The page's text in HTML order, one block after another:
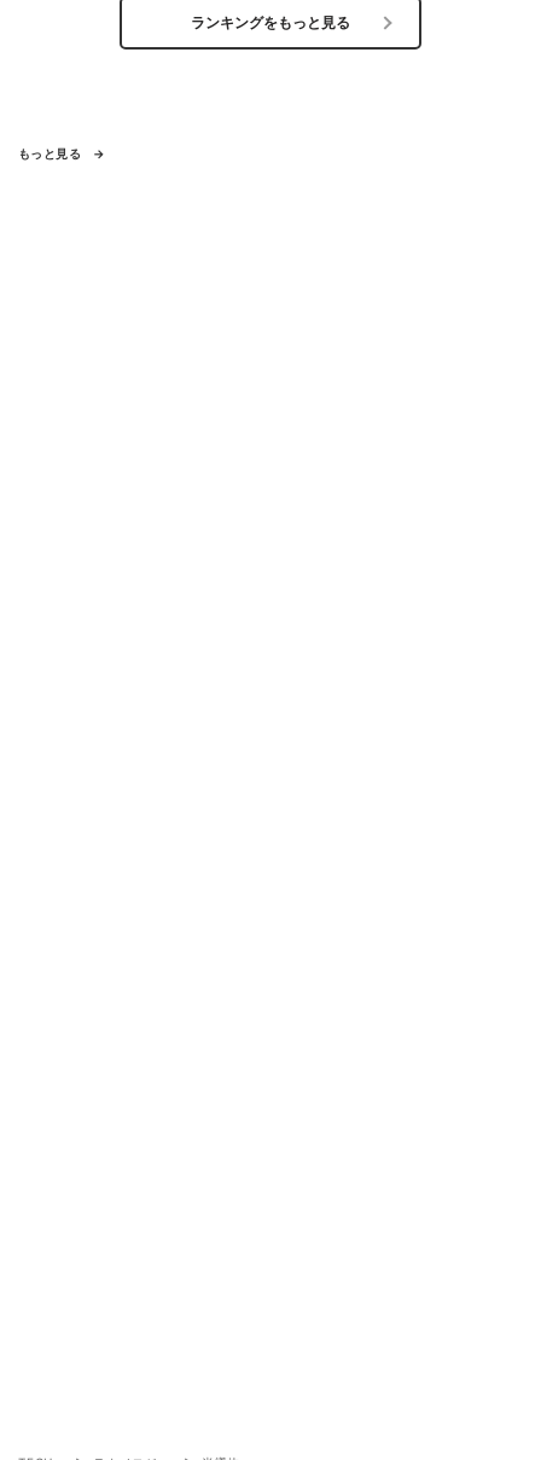
ランキングをもっと見る
もっと見る